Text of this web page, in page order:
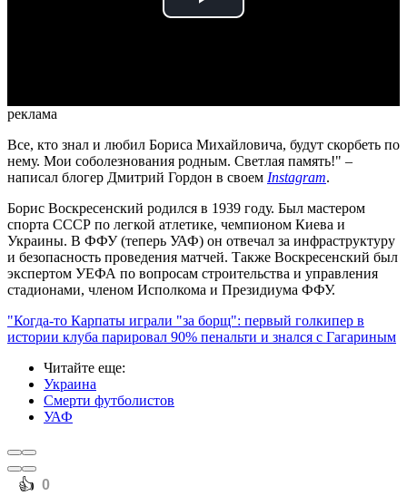
Play
реклама
Все, кто знал и любил Бориса Михайловича, будут скорбеть по
нему. Мои соболезнования родным. Светлая память!" –
написал блогер Дмитрий Гордон в своем Instagram.
Борис Воскресенский родился в 1939 году. Был мастером
спорта СССР по легкой атлетике, чемпионом Киева и
Украины. В ФФУ (теперь УАФ) он отвечал за инфраструктуру
и безопасность проведения матчей. Также Воскресенский был
экспертом УЕФА по вопросам строительства и управления
стадионами, членом Исполкома и Президиума ФФУ.
"Когда-то Карпаты играли "за борщ": первый голкипер в
истории клуба парировал 90% пенальти и знался с Гагариным
Читайте еще:
Украина
Смерти футболистов
УАФ
️👍 0